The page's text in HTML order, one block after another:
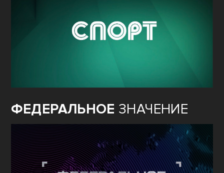
ФЕДЕРАЛЬНОЕ ЗНАЧЕНИЕ